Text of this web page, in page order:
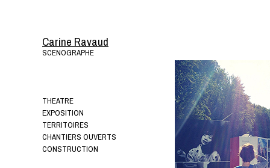
Carine Ravaud
THEATRE
EXPOSITION
TERRITOIRES
CHANTIERS OUVERTS
CONSTRUCTION
SCENOGRAPHE